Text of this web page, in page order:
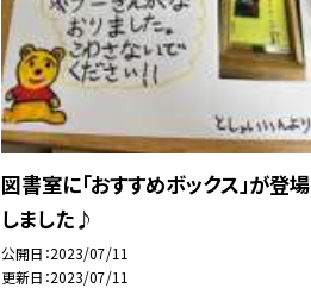
図書室に「おすすめボックス」が登場
しました♪
公開日 2023/07/11
更新日 2023/07/11